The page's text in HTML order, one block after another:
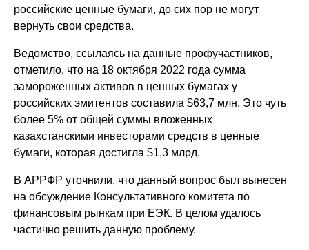
российские ценные бумаги, до сих пор не могут
вернуть свои средства.
Ведомство, ссылаясь на данные профучастников,
отметило, что на 18 октября 2022 года сумма
замороженных активов в ценных бумагах у
российских эмитентов составила $63,7 млн. Это чуть
более 5% от общей суммы вложенных
казахстанскими инвесторами средств в ценные
бумаги, которая достигла $1,3 млрд.
В АРРФР уточнили, что данный вопрос был вынесен
на обсуждение Консультативного комитета по
финансовым рынкам при ЕЭК. В целом удалось
частично решить данную проблему.